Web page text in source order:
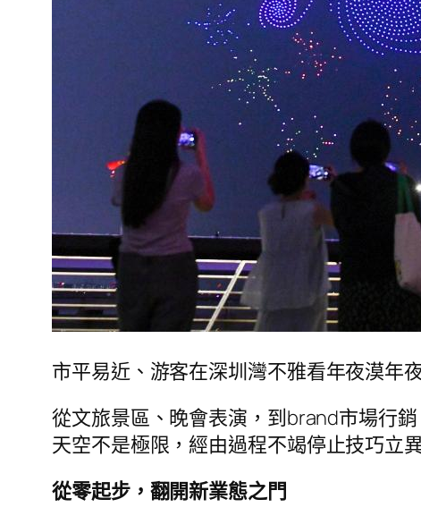
市平易近、游客在深圳灣不雅看年夜漠年
從文旅景區、晚會表演，到brand市場行
天空不是極限，經由過程不竭停止技巧立
從零起步，翻開新業態之門